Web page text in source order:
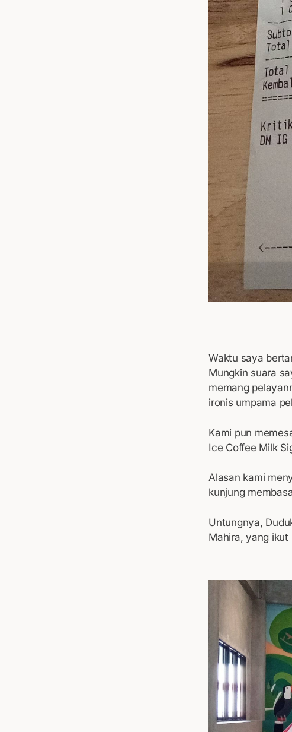
Waktu saya
Mungkin suara
memang
ironis umpama
Kami pun
Ice Coffee Milk
Alasan kami
kunjung
Untungnya,
Mahira, yang ikut